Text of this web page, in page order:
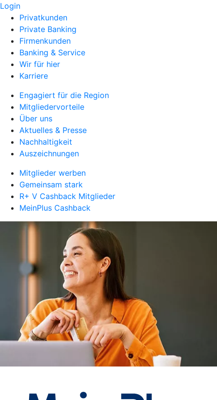
Login
Privatkunden
Private Banking
Firmenkunden
Banking & Service
Wir für hier
Karriere
Engagiert für die Region
Mitgliedervorteile
Über uns
Aktuelles & Presse
Nachhaltigkeit
Auszeichnungen
Mitglieder werben
Gemeinsam stark
R+ V Cashback Mitglieder
MeinPlus Cashback